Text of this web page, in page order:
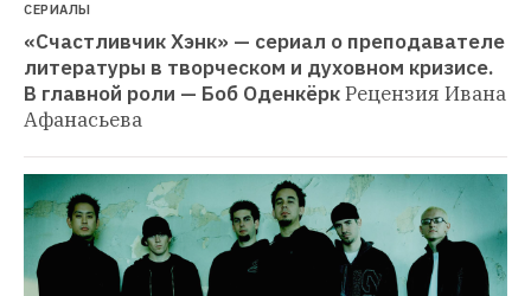
СЕРИАЛЫ
«Счастливчик Хэнк» — сериал о преподавателе
литературы в творческом и духовном кризисе.
В главной роли — Боб ОденкёркРецензия Ивана
Афанасьева